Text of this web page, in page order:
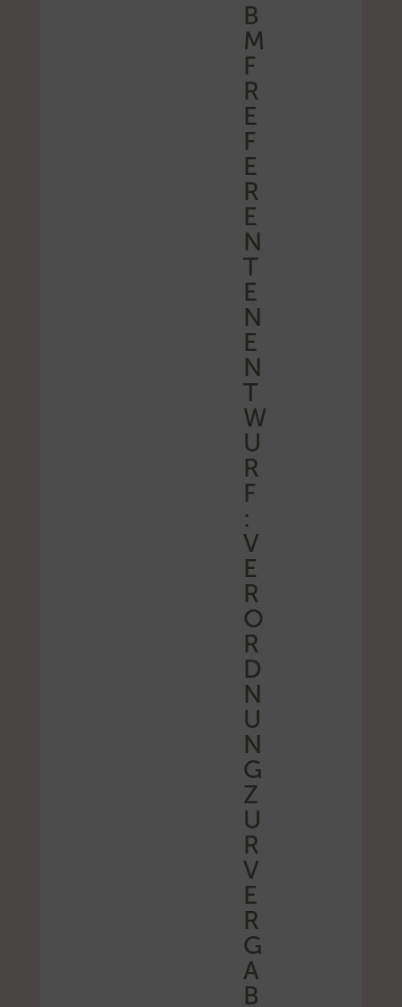
B
M
F
R
E
F
E
R
E
N
T
E
N
E
N
T
W
U
R
F
:
V
E
R
O
R
D
N
U
N
G
Z
U
R
V
E
R
G
A
B